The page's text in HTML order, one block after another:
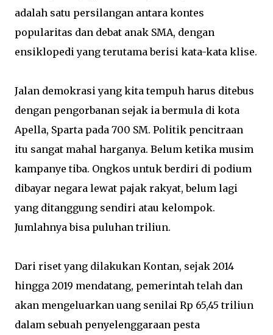
adalah satu persilangan antara kontes
popularitas dan debat anak SMA, dengan
ensiklopedi yang terutama berisi kata-kata klise.
Jalan demokrasi yang kita tempuh harus ditebus
dengan pengorbanan sejak ia bermula di kota
Apella, Sparta pada 700 SM. Politik pencitraan
itu sangat mahal harganya. Belum ketika musim
kampanye tiba. Ongkos untuk berdiri di podium
dibayar negara lewat pajak rakyat, belum lagi
yang ditanggung sendiri atau kelompok.
Jumlahnya bisa puluhan triliun.
Dari riset yang dilakukan Kontan, sejak 2014
hingga 2019 mendatang, pemerintah telah dan
akan mengeluarkan uang senilai Rp 65,45 triliun
dalam sebuah penyelenggaraan pesta